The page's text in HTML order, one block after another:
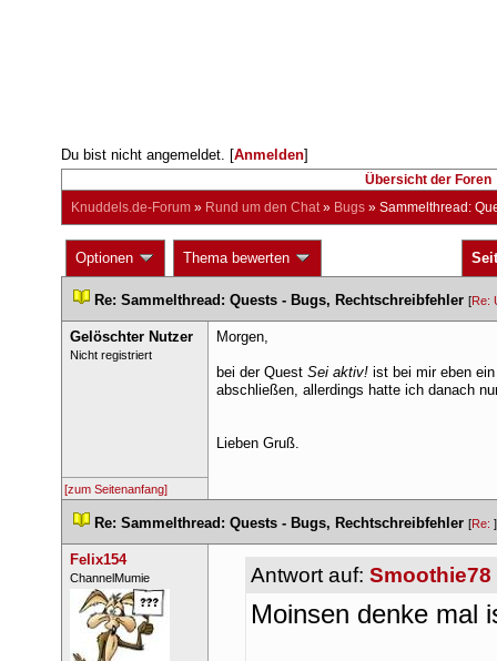
Du bist nicht angemeldet. [Anmelden]
Übersicht der Foren
Knuddels.de-Forum » Rund um den Chat » Bug » Sammelthread:
Optionen Thema bewerten
Re: Sammelthread: Quests - Bugs, Rechtschreibfehler [Re:
Gelöschter Nutzer
Nicht registriert
Morgen,
bei der Quest Sei aktiv! ist bei mir eben ein
abschließen, allerdings hatte ich danach
Lieben Gruß.
[zum Seitenanfang]
Re: Sammelthread: Quests - Bugs, Rechtschreibfehler [Re:
Felix154
​ChannelMumie Antwort auf: Smoothie78
Moinsen denke mal